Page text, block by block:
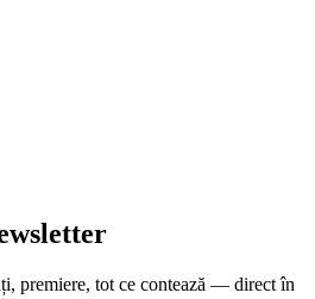
premiere, tot ce contează — direct în